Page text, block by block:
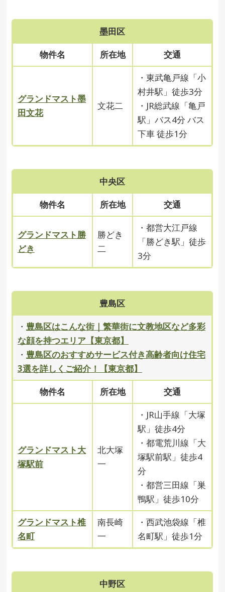
墨田区
物件名
所在地 交通
グランドマスト墨
田文花
文花二
・東武亀戸線「小
村井駅」徒歩3分
・JR総武線「亀戸
駅」バス4分 バス
下車 徒歩1分
中央区
物件名
所在地 交通
グランドマスト勝
どき
勝どき
二
・都営大江戸線
「勝どき駅」徒歩
3分
豊島区
・ 豊島区はこんな街｜繁華街に文教地区など多彩
な顔を持つエリア【東京都】
・ 豊島区のおすすめサービス付き高齢者向け住宅
3選を詳しくご紹介！【東京都】
物件名
所在地 交通
グランドマスト大
塚駅前
北大塚
一
・JR山手線「大塚
駅」徒歩4分
・都電荒川線「大
塚駅前駅」徒歩4
分
・都営三田線「巣
鴨駅」徒歩10分
グランドマスト椎
名町
南長崎
一
・西武池袋線「椎
名町駅」徒歩1分
中野区